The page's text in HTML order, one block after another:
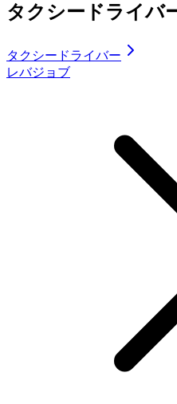
タクシードライバ
タクシードライバー
レバジョブ